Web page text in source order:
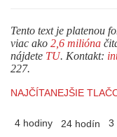
Tento text je platenou
viac ako 2,6 milióna
nájdete TU. Kontakt:
227.
NAJČÍTANEJŠIE
4 hodiny 24 hodín 3